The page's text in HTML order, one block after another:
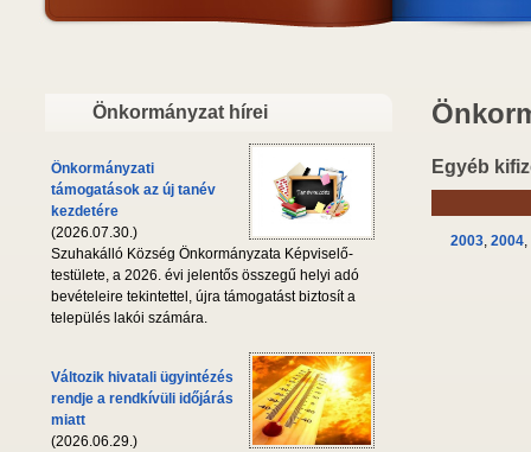
Önkormányzat hírei
Önkormányzati
támogatások az új tanév
kezdetére
(2026.07.30.)
Szuhakálló Község Önkormányzata Képviselő-
testülete, a 2026. évi jelentős összegű helyi adó
bevételeire tekintettel, újra támogatást biztosít a
település lakói számára.
Változik hivatali ügyintézés
rendje a rendkívüli időjárás
miatt
(2026.06.29.)
Egyéb
2003, 2004,